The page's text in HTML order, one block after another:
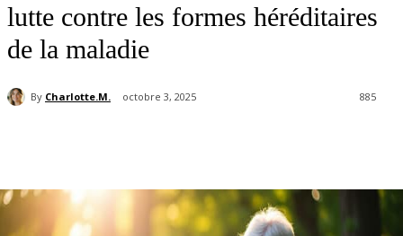
lutte contre les formes héréditaires
de la maladie
By Charlotte.M. octobre 3, 2025 885